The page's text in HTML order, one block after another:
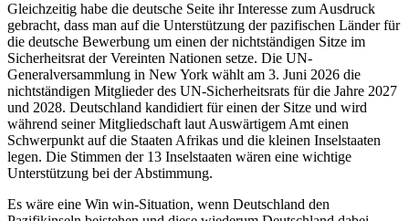
Gleichzeitig habe die deutsche Seite ihr Interesse zum Ausdruck
gebracht, dass man auf die Unterstützung der pazifischen Länder für
die deutsche Bewerbung um einen der nichtständigen Sitze im
Sicherheitsrat der Vereinten Nationen setze. Die UN-
Generalversammlung in New York wählt am 3. Juni 2026 die
nichtständigen Mitglieder des UN-Sicherheitsrats für die Jahre 2027
und 2028. Deutschland kandidiert für einen der Sitze und wird
während seiner Mitgliedschaft laut Auswärtigem Amt einen
Schwerpunkt auf die Staaten Afrikas und die kleinen Inselstaaten
legen. Die Stimmen der 13 Inselstaaten wären eine wichtige
Unterstützung bei der Abstimmung.
Es wäre eine Win win-Situation, wenn Deutschland den